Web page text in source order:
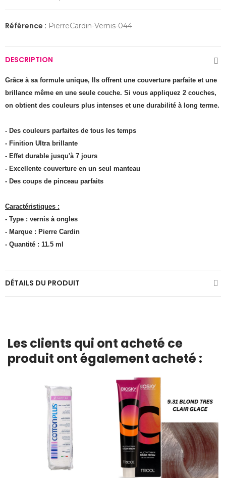
Référence : PierreCardin-Vernis-044
DESCRIPTION
Grâce à sa formule unique, Ils offrent une couverture parfaite et une
brillance même en une seule couche. Si vous appliquez 2 couches,
on obtient des couleurs plus intenses et une durabilité à long terme.
- Des couleurs parfaites de tous les temps
- Finition Ultra brillante
- Effet durable jusqu'à 7 jours
- Excellente couverture en un seul manteau
- Des coups de pinceau parfaits
Caractéristiques :
- Type : vernis à ongles
- Marque : Pierre Cardin
- Quantité : 11.5 ml
DÉTAILS DU PRODUIT
Les clients qui ont acheté ce
produit ont également acheté :